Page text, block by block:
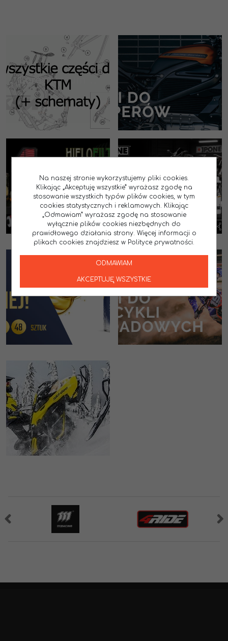
Na naszej stronie wykorzystujemy pliki cookies.
Klikając „Akceptuję wszystkie” wyrażasz zgodę na
stosowanie wszystkich typów plików cookies, w tym
cookies statystycznych i reklamowych. Klikając
„Odmawiam” wyrażasz zgodę na stosowanie
wyłącznie plików cookies niezbędnych do
prawidłowego działania strony. Więcej informacji o
plikach cookies znajdziesz w Polityce prywatności.
ODMAWIAM
AKCEPTUJĘ WSZYSTKIE